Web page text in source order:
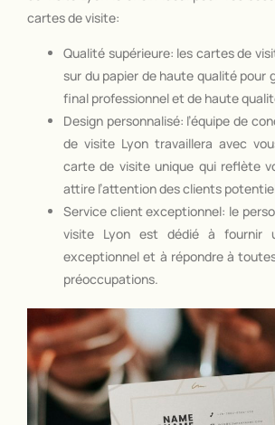
cartes de visite:
Qualité supérieure: les cartes de
sur du papier de haute qualité pour
final professionnel et de haute
Design personnalisé: l’équipe de
de visite Lyon travaillera avec
carte de visite unique qui reflète
attire l’attention des clients
Service client exceptionnel: le
visite Lyon est dédié à fournir
exceptionnel et à répondre à
préoccupations.